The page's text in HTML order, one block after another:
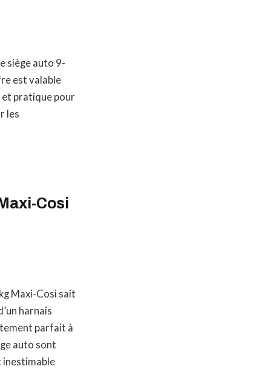
siège auto 9-
est valable
et pratique pour
les
Cosi
Maxi-Cosi sait
harnais
parfait à
auto sont
inestimable